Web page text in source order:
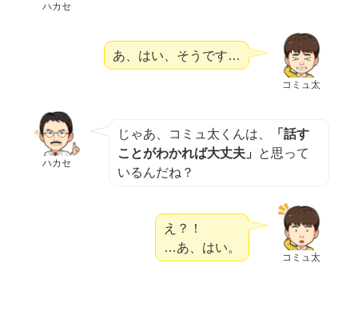
ハカセ
コミュ太
あ、はい、そうです…
ハカセ
じゃあ、コミュ太くんは、
「話す
ことがわかれば大丈夫」 と思って
いるんだね？
コミュ太
え？！
…あ、はい。